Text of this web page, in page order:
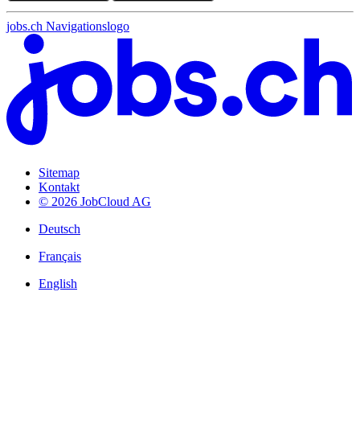
jobs.ch Navigationslogo
Sitemap
Kontakt
© 2026 JobCloud AG
Deutsch
Français
English